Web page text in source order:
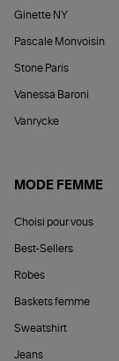
Ginette NY
Pascale Monvoisin
Stone Paris
Vanessa Baroni
Vanrycke
MODE FEMME
Choisi pour vous
Best-Sellers
Robes
Baskets femme
Sweatshirt
Jeans